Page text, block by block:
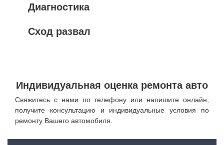
Диагностика
Сход развал
Индивидуальная оценка ремонта авто
Свяжитесь с нами по телефону или напишите онлайн,
получите консультацию и индивидуальные условия по
ремонту Вашего автомобиля.